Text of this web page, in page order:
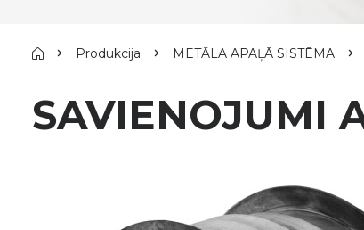
Produkcija METĀLA APAĻĀ SISTĒMA
SAVIENOJUMI